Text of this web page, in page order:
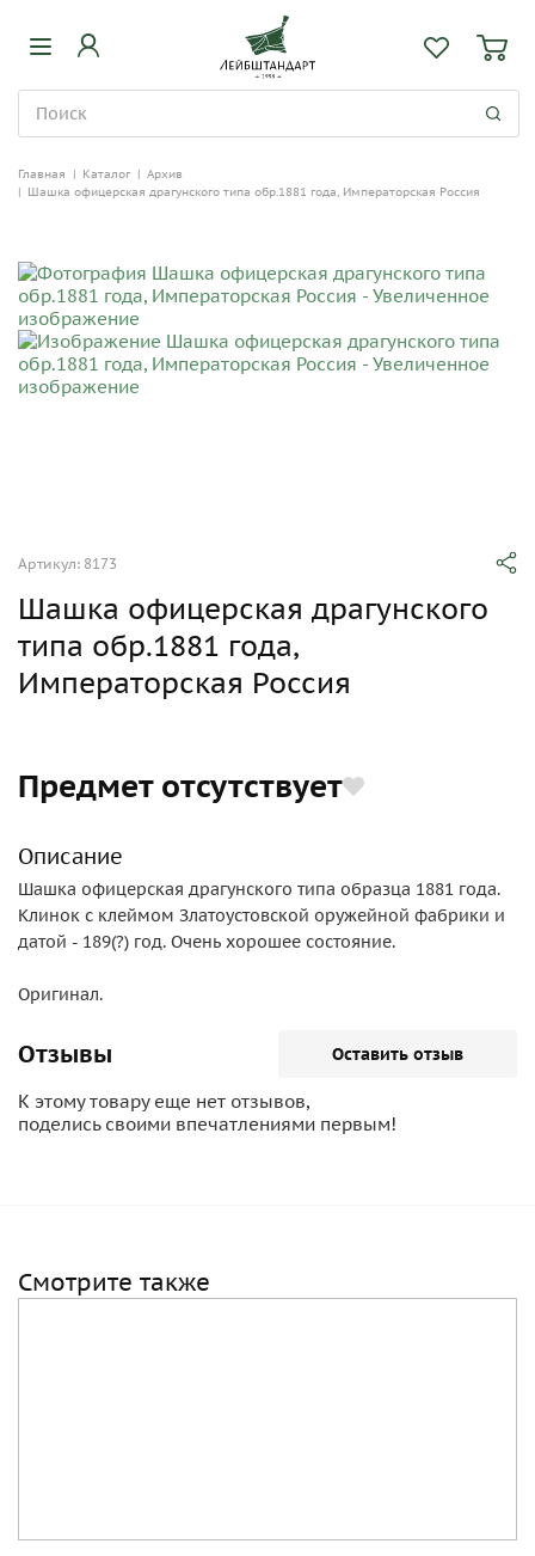
Главная | Каталог | Архив
| Шашка офицерская драгунского типа обр.1881 года, Императорская Россия
Артикул: 8173
Шашка офицерская драгунского
типа обр.1881 года,
Императорская Россия
Предмет отсутствует
Описание
Шашка офицерская драгунского типа образца 1881 года.
Клинок с клеймом Златоустовской оружейной фабрики и
датой - 189(?) год. Очень хорошее состояние.
Оригинал.
Отзывы Оставить отзыв
К этому товару еще нет отзывов,
поделись своими впечатлениями первым!
Смотрите также